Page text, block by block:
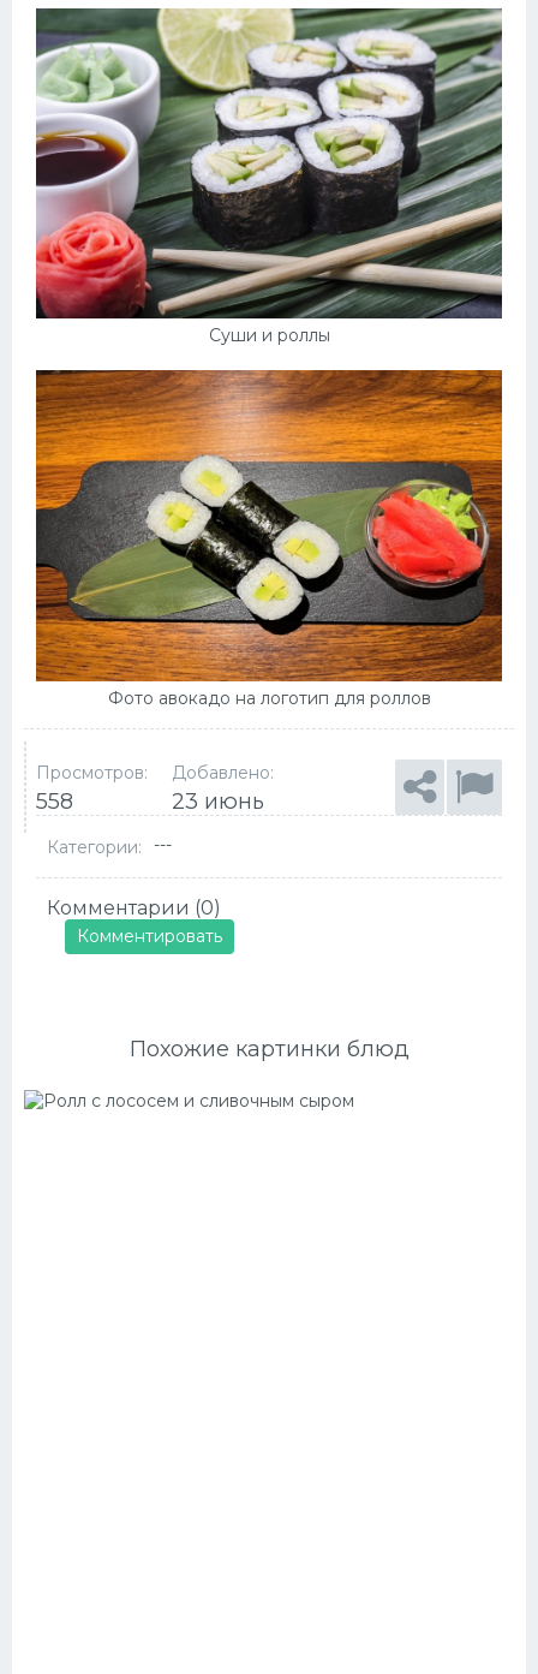
Суши и роллы
Фото авокадо на логотип для роллов
Просмотров:
558
Добавлено:
23 июнь
Категории: ---
Комментарии (0)
Комментировать
Похожие картинки блюд